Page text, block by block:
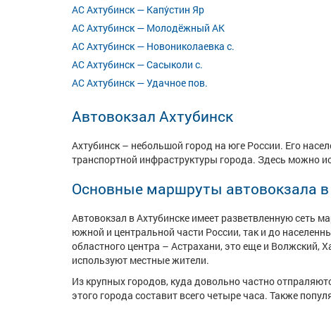
АС Ахтубинск — Капу́стин Яр
АС Ахтубинск — Молодёжный АК
АС Ахтубинск — Новониколаевка с.
АС Ахтубинск — Сасыколи с.
АС Ахтубинск — Удачное пов.
Автовокзал Ахтубинск
Ахтубинск – небольшой город на юге России. Его
транспортной инфраструктуры города. Здесь можно
Основные маршруты автовокзала в
Автовокзал в Ахтубинске имеет разветвленную сеть
южной и центральной части России, так и до
областного центра – Астрахани, это еще и Волжский,
используют местные жители.
Из крупных городов, куда довольно частно
этого города составит всего четыре часа. Также